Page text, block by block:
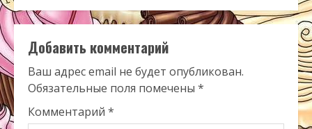
Добавить комментарий
Ваш адрес email не будет опубликован.
Обязательные поля помечены *
Комментарий *